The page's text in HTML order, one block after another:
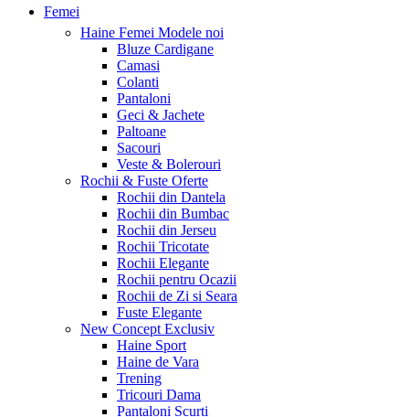
Femei
Haine Femei Modele noi
Bluze Cardigane
Camasi
Colanti
Pantaloni
Geci & Jachete
Paltoane
Sacouri
Veste & Bolerouri
Rochii & Fuste Oferte
Rochii din Dantela
Rochii din Bumbac
Rochii din Jerseu
Rochii Tricotate
Rochii Elegante
Rochii pentru Ocazii
Rochii de Zi si Seara
Fuste Elegante
New Concept Exclusiv
Haine Sport
Haine de Vara
Trening
Tricouri Dama
Pantaloni Scurti